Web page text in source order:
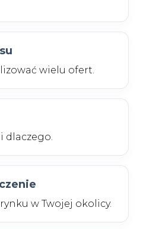
wielu ofert.
dlaczego.
w Twojej okolicy.